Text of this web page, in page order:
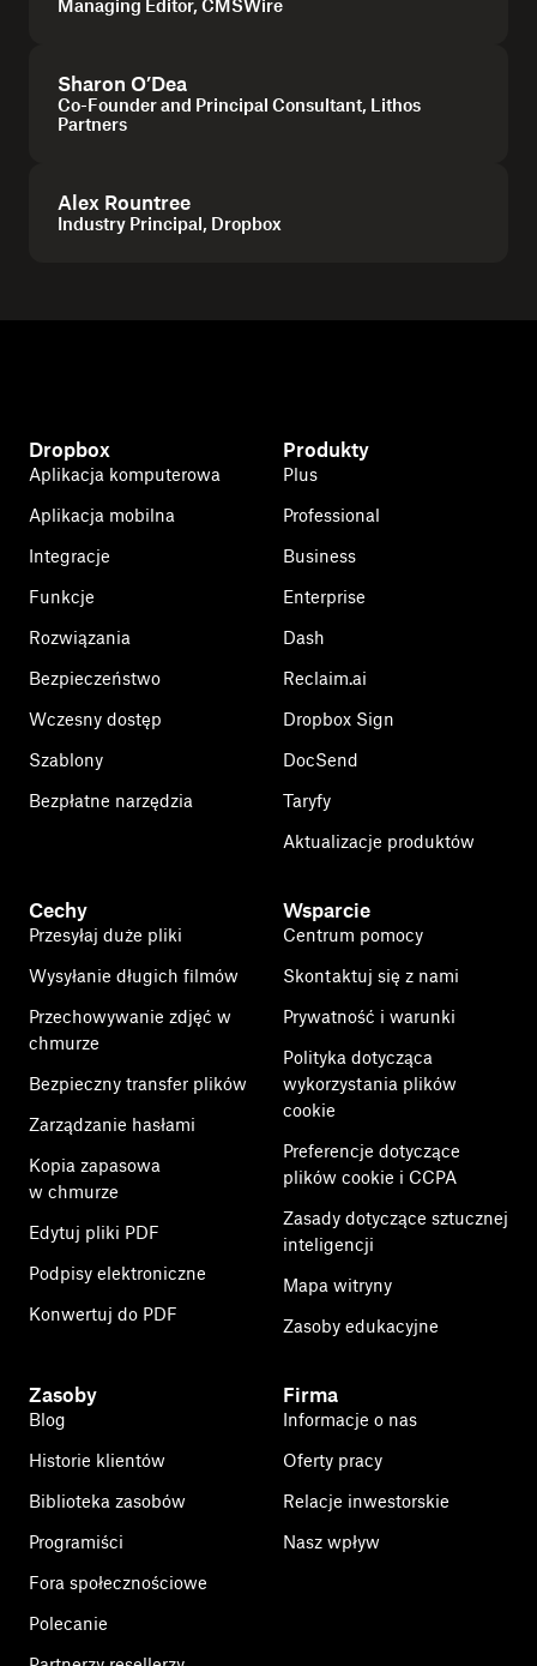
Managing Editor, CMSWire
Sharon O’Dea
Co-Founder and Principal Consultant, Lithos
Partners
Alex Rountree
Industry Principal, Dropbox
Dropbox
Aplikacja komputerowa
Aplikacja mobilna
Integracje
Funkcje
Rozwiązania
Bezpieczeństwo
Wczesny dostęp
Szablony
Bezpłatne narzędzia
Produkty
Plus
Professional
Business
Enterprise
Dash
Reclaim.ai
Dropbox Sign
DocSend
Taryfy
Aktualizacje produktów
Cechy
Przesyłaj duże pliki
Wysyłanie długich filmów
Przechowywanie zdjęć w
chmurze
Bezpieczny transfer plików
Zarządzanie hasłami
Kopia zapasowa
w chmurze
Edytuj pliki PDF
Podpisy elektroniczne
Konwertuj do PDF
Wsparcie
Centrum pomocy
Skontaktuj się z nami
Prywatność i warunki
Polityka dotycząca
wykorzystania plików
cookie
Preferencje dotyczące
plików cookie i CCPA
Zasady dotyczące sztucznej
inteligencji
Mapa witryny
Zasoby edukacyjne
Zasoby
Blog
Historie klientów
Biblioteka zasobów
Programiści
Fora społecznościowe
Polecanie
Firma
Informacje o nas
Oferty pracy
Relacje inwestorskie
Nasz wpływ